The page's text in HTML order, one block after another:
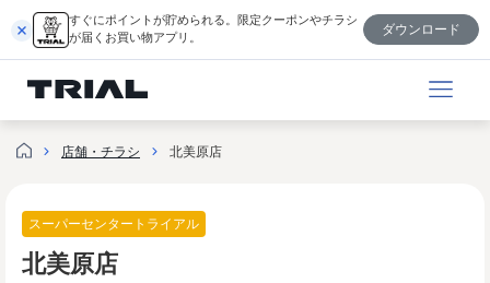
を
キ
すぐにポイントが貯められる。限定クーポンやチラシ
が届くお買い物アプリ。
ダウンロード
店舗・チラシ 北美原店
スーパーセンタートライアル
北美原店